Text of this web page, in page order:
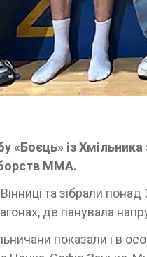
«Боєць» із
ММА.
та зібрали
де панувала
показали і в